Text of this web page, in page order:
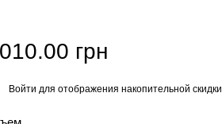
грн
Войти для отображения накопительной скидки